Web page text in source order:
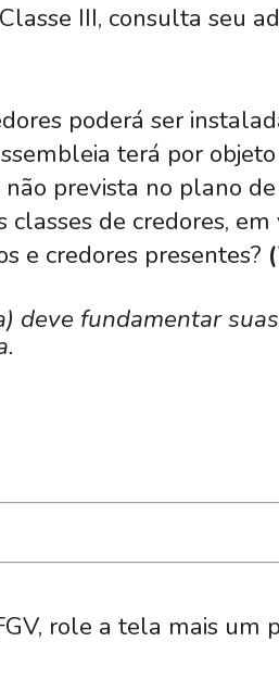
III, consulta seu
poderá ser
terá por
prevista no plano
classes de credores,
e credores presentes?
deve fundamentar
role a tela mais um